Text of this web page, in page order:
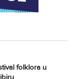
folklora u